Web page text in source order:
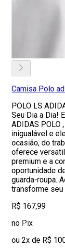
Camisa Polo
POLO LS
Seu Dia a Dia!
ADIDAS POLO
inigualável e
ocasião, do
oferece
premium e a
oportunidade
guarda-roupa.
transforme
R$ 167,99
no Pix
ou 2x de R$